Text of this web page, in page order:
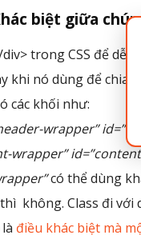
biệt giữa
trong CSS để dễ
khi nó dùng để chia
các khối như:
wrapper”
wrapper”
có thể dùng
thì không. Class đi với
điều khác biệt mà